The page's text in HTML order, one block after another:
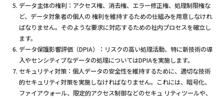
データ主体の権利：アクセス権、消去権、エラー修正権、処理制限権な
ど、データ対象者の個人の 権利を維持するための仕組みを用意しなけれ
ばなりません。そのような要求に対応するための社内プロセスを確立し
ます。
データ保護影響評価（DPIA）：リスクの高い処理活動、特に新技術の導
入やセンシティブなデータの処理についてはDPIAを実施します。
セキュリティ対策：個人データの安全性を維持するために、適切な技術
的セキュリティ対策を実施しなければなりません。これには、暗号化、
ファイアウォール、限定的アクセス制御などのセキュ リティツールや、